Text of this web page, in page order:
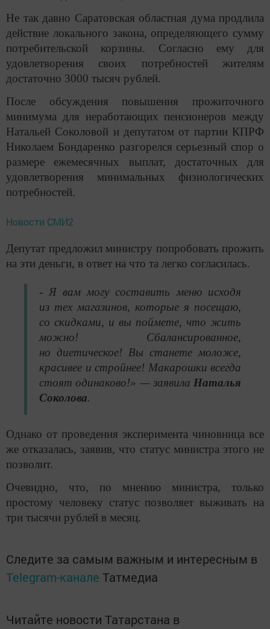
Не так давно Саратовская областная дума продлила
действие локального закона, определяющего сумму
потребительской корзины. Согласно ему для
удовлетворения своих потребностей жителям
достаточно 3000 тысяч рублей.
После обсуждения повышения прожиточного
минимума для неработающих пенсионеров между
Натальей Соколовой и депутатом от партии КПРФ
Николаем Бондаренко разгорелся серьезный спор о
размере ежемесячных выплат, достаточных для
удовлетворения минимальных физиологических
потребностей.
Новости СМИ2
Депутат предложил министру попробовать прожить
на эти деньги, в ответ на что та легко согласилась.
- Я вам могу составить меню исходя
из тех магазинов, которые я посещаю,
со скидками, и вы поймете, что жить
можно! Сбалансированное,
но диетическое! Вы станете моложе,
красивее и стройнее! Макарошки всегда
стоят одинаково!» — заявила Наталья
Соколова.
Однако от проведения эксперимента чиновница все
же отказалась, заявив, что статус министра этого не
позволит.
Очевидно, что, по мнению министра, только
простому человеку статус позволяет выживать на
три тысячи рублей в месяц.
Следите за самым важным и интересным в
Telegram-канале Татмедиа
Читайте новости Татарстана в